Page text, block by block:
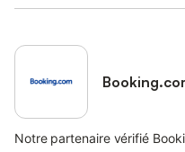
Notre partenaire vérifié